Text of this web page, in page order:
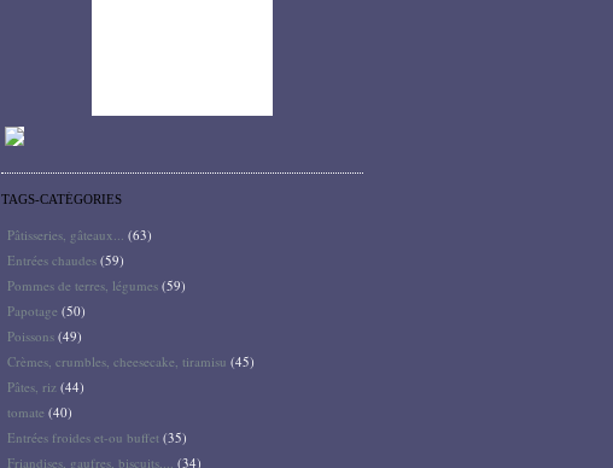
TAGS-CATÉGORIES
Pâtisseries, gâteaux... (63)
Entrées chaudes (59)
Pommes de terres, légumes (59)
Papotage (50)
Poissons (49)
Crèmes, crumbles, cheesecake, tiramisu (45)
Pâtes, riz (44)
tomate (40)
Entrées froides et-ou buffet (35)
Friandises, gaufres, biscuits,... (34)